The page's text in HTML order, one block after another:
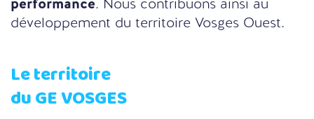
performance. Nous contribuons ainsi au
développement du territoire Vosges Ouest.
Le territoire
du GE VOSGES